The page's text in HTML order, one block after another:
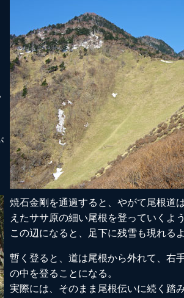
焼石金剛を通過すると、やがて尾根道
えたササ原の細い尾根を登っていくよ
この辺になると、足下に残雪も現れる
暫く登ると、道は尾根から外れて、右
の中を登ることになる。
実際には、そのまま尾根伝いに続く踏